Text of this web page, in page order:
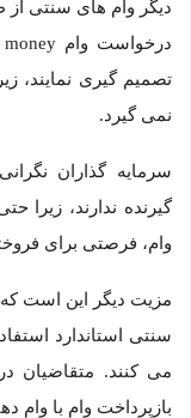
دیگر وام های سنتی از
تصمیم گیری نمایند،
نمی گیرد.
سرمایه گذاران
گیرنده ندارند، زیرا
وام، فرصتی برای
سنتی استاندارد
می کنند. متقاضیان
بازپرداخت وام با وام